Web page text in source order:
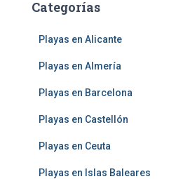
Categorías
Playas en Alicante
Playas en Almería
Playas en Barcelona
Playas en Castellón
Playas en Ceuta
Playas en Islas Baleares